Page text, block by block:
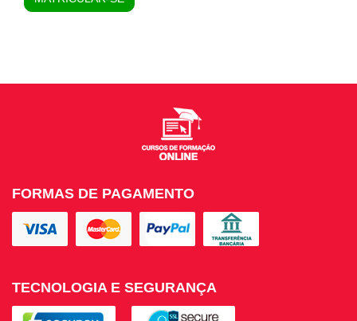
FORMAS DE PAGAMENTO
TECNOLOGIA E SEGURANÇA